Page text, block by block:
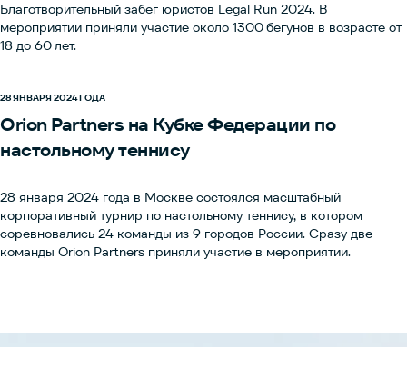
Благотворительный забег юристов Legal Run 2024. В
мероприятии приняли участие около 1300 бегунов в возрасте от
18 до 60 лет.
28 ЯНВАРЯ 2024 ГОДА
Orion Partners на Кубке Федерации по
настольному теннису
28 января 2024 года в Москве состоялся масштабный
корпоративный турнир по настольному теннису, в котором
соревновались 24 команды из 9 городов России. Сразу две
команды Orion Partners приняли участие в мероприятии.